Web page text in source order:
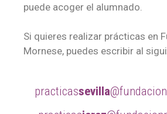
puede acoger el alumnado.
Si quieres realizar prácticas en
Mornese, puedes escribir al
practicassevilla